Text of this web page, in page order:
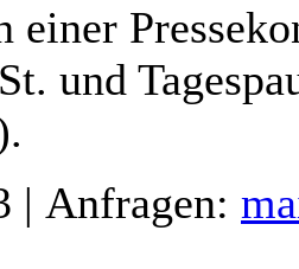
einer
und
| Anfragen: